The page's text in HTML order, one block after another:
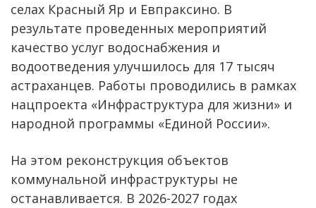
селах Красный Яр и Евпраксино. В
результате проведенных мероприятий
качество услуг водоснабжения и
водоотведения улучшилось для 17 тысяч
астраханцев. Работы проводились в рамках
нацпроекта «Инфраструктура для жизни» и
народной программы «Единой России».
На этом реконструкция объектов
коммунальной инфраструктуры не
останавливается. В 2026-2027 годах